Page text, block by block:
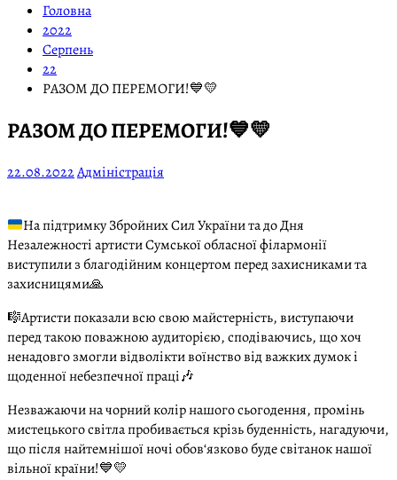
Головна
2022
Серпень
22
РАЗОМ ДО ПЕРЕМОГИ!💙💛
РАЗОМ ДО ПЕРЕМОГИ!💙💛
22.08.2022Адміністрація
На підтримку Збройних Сил України та до Дня
Незалежності артисти Сумської обласної філармонії
виступили з благодійним концертом перед захисниками та
захисницями🙏
🎼Артисти показали всю свою майстерність, виступаючи
перед такою поважною аудиторією, сподіваючись, що хоч
ненадовго змогли відволікти воїнство від важких думок і
щоденної небезпечної праці🎶
Незважаючи на чорний колір нашого сьогодення, промінь
мистецького світла пробивається крізь буденність, нагадуючи,
що після найтемнішої ночі обов‘язково буде світанок нашої
вільної країни!💙💛